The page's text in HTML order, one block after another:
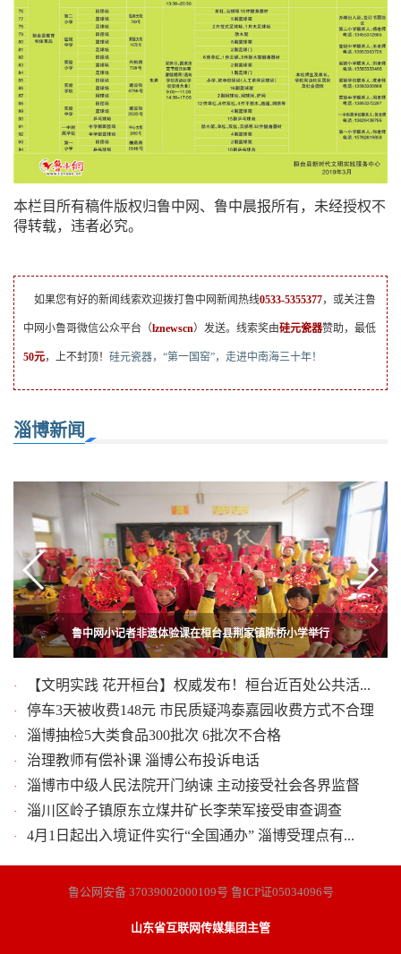
本栏目所有稿件版权归鲁中网、鲁中晨报所有，未经授权不
得转载，违者必究。
如果您有好的新闻线索欢迎拨打鲁中网新闻热线0533-5355377，或关注鲁
中网小鲁哥微信公众平台（lznewscn）发送。线索奖由硅元瓷器赞助，最低
50元，上不封顶！ 硅元瓷器，“第一国窑”，走进中南海三十年！
淄博新闻
“美丽淄博·逐梦新时代”淄博市首届微视频大赛颁奖盛典圆满结束
鲁中网小记者非遗体验课在桓台县荆家镇陈桥小学举行
国际慢城联盟总部来高青县考察国际慢城创建工作
· 【文明实践 花开桓台】权威发布！桓台近百处公共活...
· 停车3天被收费148元 市民质疑鸿泰嘉园收费方式不合理
· 淄博抽检5大类食品300批次 6批次不合格
· 治理教师有偿补课 淄博公布投诉电话
· 淄博市中级人民法院开门纳谏 主动接受社会各界监督
· 淄川区岭子镇原东立煤井矿长李荣军接受审查调查
· 4月1日起出入境证件实行“全国通办” 淄博受理点有...
鲁公网安备 37039002000109号 鲁ICP证05034096号
山东省互联网传媒集团主管